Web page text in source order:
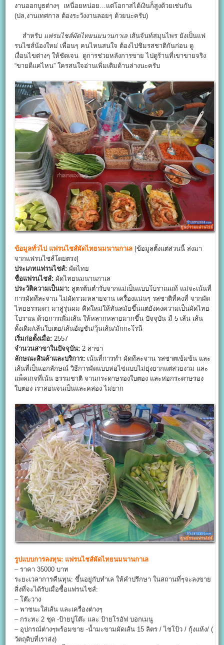
งานออกบูธต่างๆ เหนื่อยหน่อย…แต่โอกาสได้เงินก็สูงด้วยเช่นกัน
(ปล,งานเทศกาล ต้องระวังงานลอยๆ ด้วยนะครับ)
สำหรับ แฟรนไชส์ผัดไทยนมนานกาเล เส้นจันท์สมุนไพร ยังเป็นแฟ
รนไชส์น้องใหม่ เพื่อนๆ คนไหนสนใจ ต้องไปชิมรสชาติกันก่อน ดู
เงื่อนไขต่างๆ ให้ชัดเจน ดูการช่วยหลังการขาย ไปดูร้านที่เขาขายจริง
“ขายดีแค่ไหน” ใครสนใจอ่านเพิ่มเติมด้านล่างนะครับ
ข้อมูลทั่วไป แฟรนไชส์ผัดไทยนมนานกาเล [ข้อมูลตั้งแต่ส่วนนี้ ส่งมา
จากแฟรนไชส์โดยตรง]
ประเภทแฟรนไชส์: ผัดไทย
ชื่อแฟรนไชส์: ผัดไทยนมนานกาเล
ประวัติความเป็นมา: สูตรต้นตำรับจากแม่เป็นแบบโบราณแท้ แม่จะเน้นที่
การผัดทีละจาน ไม่ผัดรวมหลายจาน เครื่องแน่นๆ รสชาติที่คงที่ จากผัด
ไทยธรรมดา มาสู่รุ่นผม คิดใหม่ให้ทันสมัยขึ้นแต่ยังคงความเป็นผัดไทย
โบราณ ด้วยการเพิ่มเส้น ให้หลากหลายมากขึ้น ปัจจุบัน มี 5 เส้น เส้น
ดั้งเดิม/เส้นใบเตย/เส้นอัญชัน/วุ้นเส้น/มักกะโรนี
เริ่มก่อตั้งเมื่อ: 2557
จำนวนสาขาในปัจจุบัน: 2 สาขา
ลักษณะสินค้าและบริการ: เน้นที่การทำ ผัดทีละจาน รสชาตเข้มข้น และ
เส้นที่เป็นเอกลักษณ์ วิธีการผัดแบบห่อไข่แบบไม่ยุ่งยากแต่สวยงาม และ
แพ็คเกจที่เน้น ธรรมชาติ จานกระดาษรองใบตอง และห่อกระดาษรอง
ใบตอง เราสอนจนเป็นและคล่อง ไม่ยาก
รูปแบบการลงทุน: แฟรนไชส์ผัดไทยนมนานกาเล
– ราคา 35000 บาท
ระยะเวลาการคืนทุน: ขึ้นอยู่กับทำเล ให้คำปรึกษา ในสถานที่ๆจะลงขาย
สิ่งที่จะได้รับเมื่อซื้อแฟรนไชส์:
– โต๊ะวาง
– พาชนะใส่เส้น และเครื่องต่างๆ
– กระทะ 2 ชุด -ป้ายปูโต๊ะ และ ป้ายโรอัฟ บอกเมนู
– อุปกรณ์ต่างๆพร้อมขาย -น้ำมะขามผัดเส้น 15 ลิตร / ไชโป้ว / กุ้งแห้ง/ (
วัตถุดิบที่เราส่ง)